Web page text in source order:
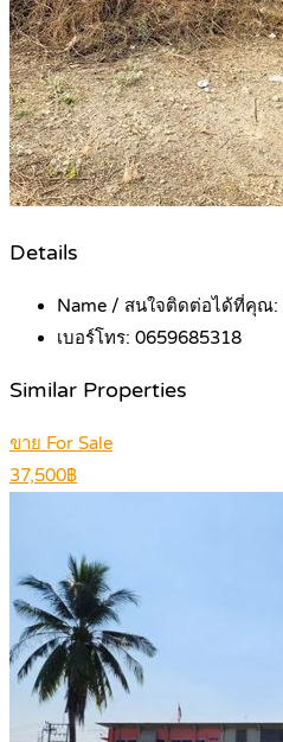
Details
Name / สนใจติดต่อได้ที่คุณ:
เบอร์โทร: 0659685318
Similar Properties
ขาย For Sale
37,500฿